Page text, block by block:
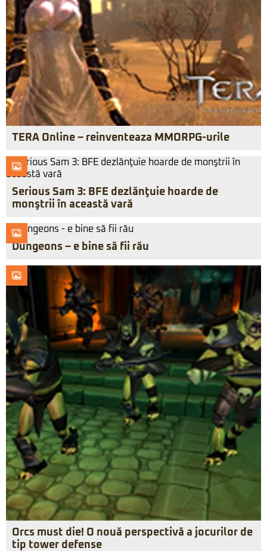
TERA Online – reinventeaza MMORPG-urile
Serious Sam 3: BFE dezlănţuie hoarde de
monştrii în această vară
Dungeons – e bine să fii rău
Orcs must die! O nouă perspectivă a jocurilor de
tip tower defense